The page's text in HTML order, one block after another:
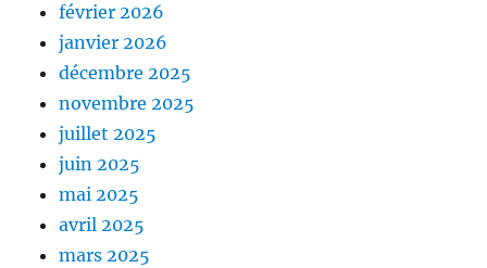
février 2026
janvier 2026
décembre 2025
novembre 2025
juillet 2025
juin 2025
mai 2025
avril 2025
mars 2025